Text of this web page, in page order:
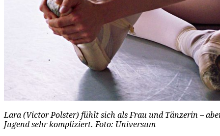
Lara (Victor Polster) fühlt sich als Frau und Tänzerin –
Jugend sehr kompliziert. Foto: Universum